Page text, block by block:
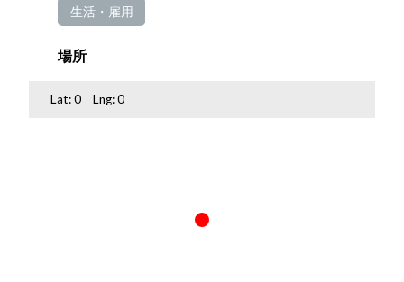
生活・雇用
場所
Lat:0 Lng:0